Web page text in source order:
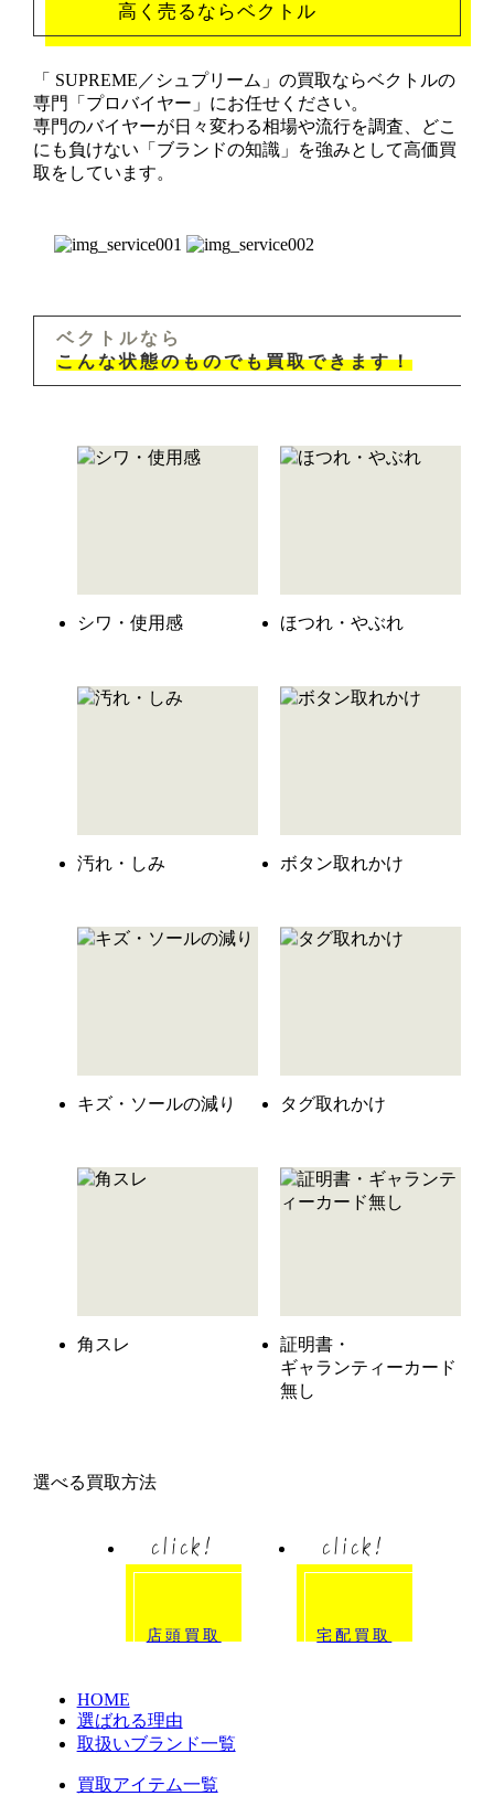
高く売るならベクトル
「 SUPREME／シュプリーム」の買取ならベクトルの
専門「プロバイヤー」にお任せください。
専門のバイヤーが日々変わる相場や流行を調査、どこ
にも負けない「ブランドの知識」を強みとして高価買
取をしています。
ベクトルなら
こんな状態のものでも買取できます！
シワ・使用感 ほつれ・やぶれ
汚れ・しみ ボタン取れかけ
キズ・ソールの減り タグ取れかけ
角スレ
証明書・
ギャランティーカード
無し
選べる買取方法
click!
店頭買取
click!
宅配買取
HOME
選ばれる理由
取扱いブランド一覧
買取アイテム一覧